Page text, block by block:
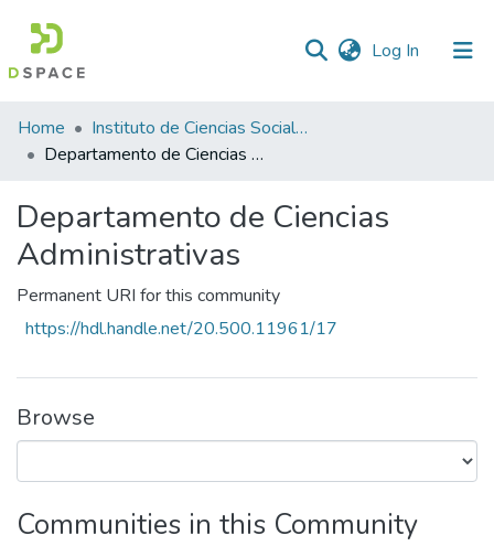
Log In (current)
Statistics
Home
Instituto de Ciencias Sociales y Administración
Departamento de Ciencias Administrativas
Departamento de Ciencias
Administrativas
Permanent URI for this community
https://hdl.handle.net/20.500.11961/17
Browse
Communities in this Community